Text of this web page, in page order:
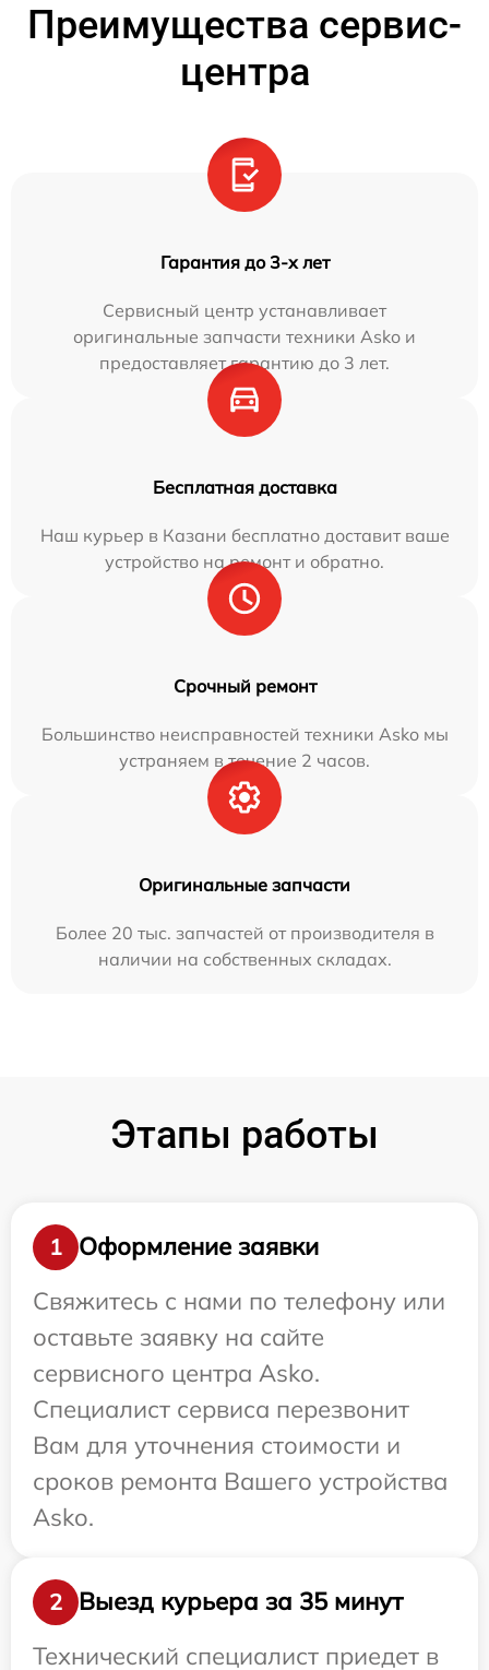
Преимущества сервис-
центра
Гарантия до 3-х лет
Сервисный центр устанавливает
оригинальные запчасти техники Asko и
предоставляет гарантию до 3 лет.
Бесплатная доставка
Наш курьер в Казани бесплатно доставит ваше
устройство на ремонт и обратно.
Срочный ремонт
Большинство неисправностей техники Asko мы
устраняем в течение 2 часов.
Оригинальные запчасти
Более 20 тыс. запчастей от производителя в
наличии на собственных складах.
Этапы работы
1
Оформление заявки
Свяжитесь с нами по телефону или
оставьте заявку на сайте
сервисного центра Asko.
Специалист сервиса перезвонит
Вам для уточнения стоимости и
сроков ремонта Вашего устройства
Asko.
2
Выезд курьера за 35 минут
Технический специалист приедет в